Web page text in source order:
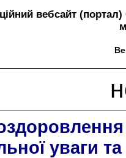
вебсайт (портал)
уваги